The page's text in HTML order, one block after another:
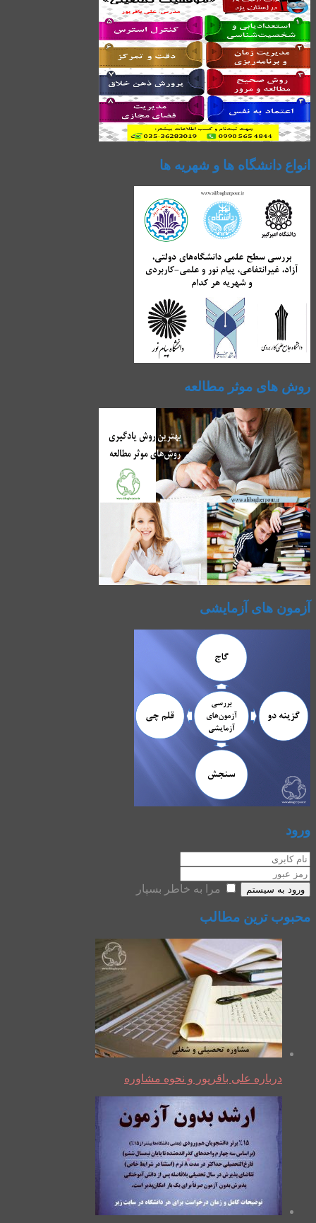
انواع دانشگاه ها و شهریه ها
روش های موثر مطالعه
آزمون های آزمایشی
ورود
ورود به سیستم مرا به خاطر بسپار
محبوب ترین مطالب
درباره علی باقرپور و نحوه مشاوره